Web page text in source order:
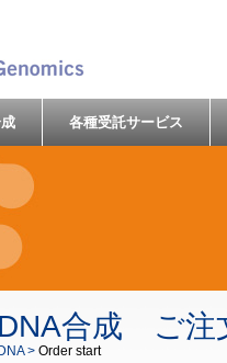
各種受託サービス
合成 ご注
> Order start